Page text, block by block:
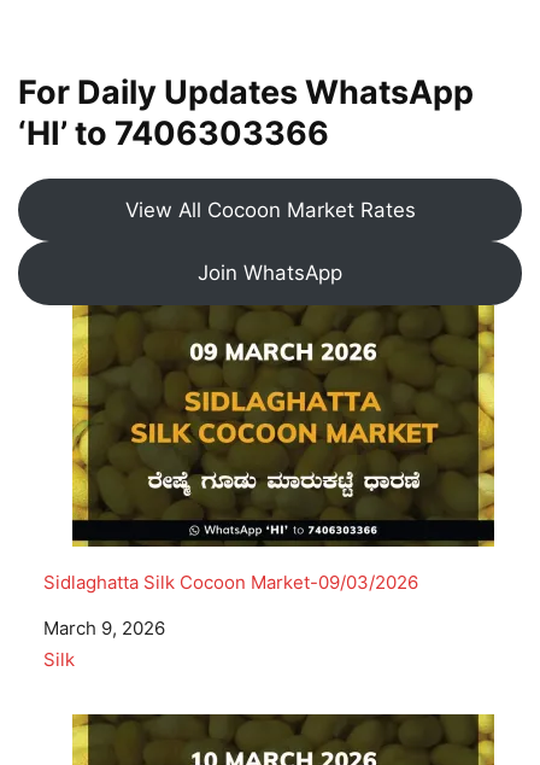
For Daily Updates WhatsApp
‘HI’ to 7406303366
View All Cocoon Market Rates
Join WhatsApp
Sidlaghatta Silk Cocoon Market-09/03/2026
Date
March 9, 2026
In relation to
Silk